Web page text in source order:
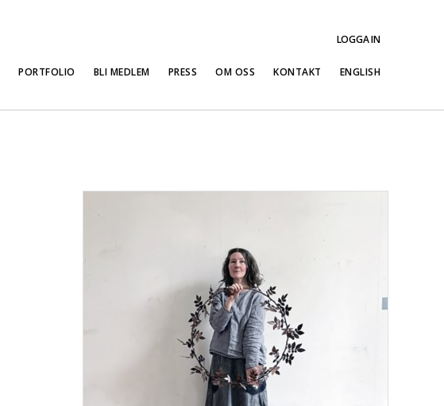
LOGGA IN
PORTFOLIO BLI MEDLEM PRESS OM OSS KONTAKT ENGLISH